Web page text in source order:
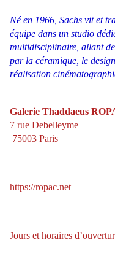
Né en 1966, Sachs vit et
équipe dans un studio
multidisciplinaire, allant
par la céramique, le
réalisation
Galerie Thaddaeus
7 rue Debelleyme
75003 Paris
https://ropac.net
Jours et horaires